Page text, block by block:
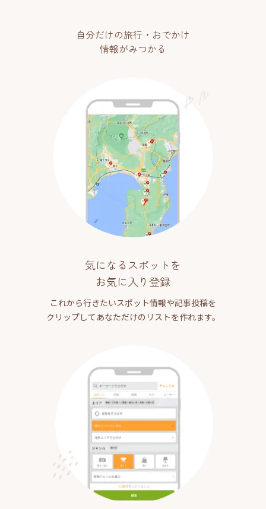
自分だけの旅行・おでかけ
情報がみつかる
気になるスポットを
お気に入り登録
これから行きたいスポット情報や記事投稿を
クリップしてあなただけのリストを作れます。